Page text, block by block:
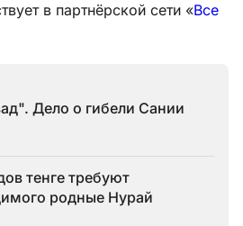
в партнёрской сети «Все
Дело о гибели Сании
тенге требуют
родные Нурай